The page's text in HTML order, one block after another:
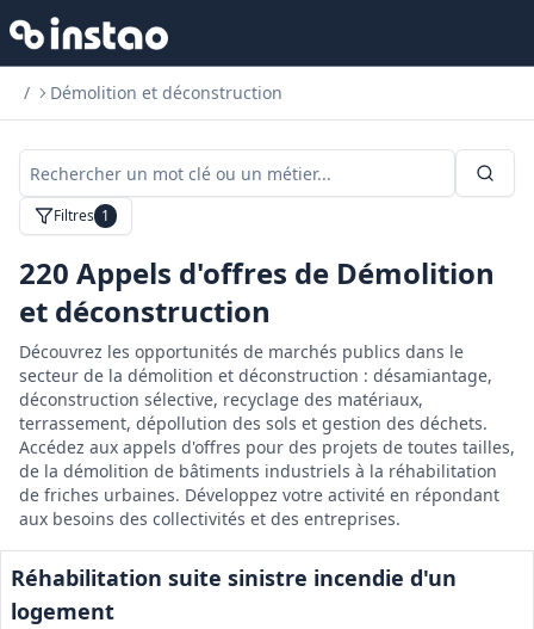
/ Démolition et déconstruction
Filtres 1
220 Appels d'offres de Démolition
et déconstruction
Découvrez les opportunités de marchés publics dans le
secteur de la démolition et déconstruction : désamiantage,
déconstruction sélective, recyclage des matériaux,
terrassement, dépollution des sols et gestion des déchets.
Accédez aux appels d'offres pour des projets de toutes tailles,
de la démolition de bâtiments industriels à la réhabilitation
de friches urbaines. Développez votre activité en répondant
aux besoins des collectivités et des entreprises.
Réhabilitation suite sinistre incendie d'un
logement